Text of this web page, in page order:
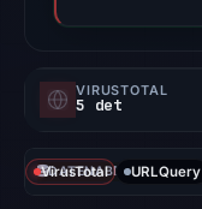
VIRUSTOTAL
5 det
DATENABDECKUNG
VirusTotal URLQuery